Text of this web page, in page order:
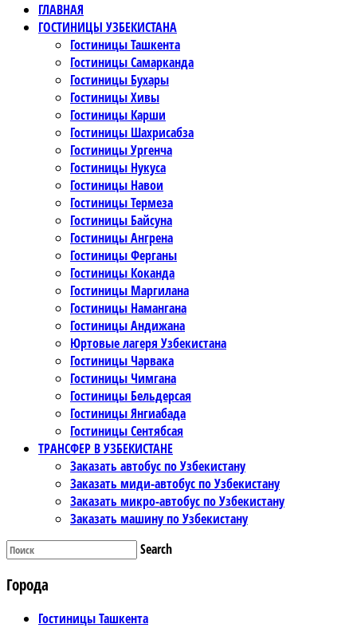
ГЛАВНАЯ
ГОСТИНИЦЫ УЗБЕКИСТАНА
Гостиницы Ташкента
Гостиницы Самарканда
Гостиницы Бухары
Гостиницы Хивы
Гостиницы Карши
Гостиницы Шахрисабза
Гостиницы Ургенча
Гостиницы Нукуса
Гостиницы Навои
Гостиницы Термеза
Гостиницы Байсуна
Гостиницы Ангрена
Гостиницы Ферганы
Гостиницы Коканда
Гостиницы Маргилана
Гостиницы Намангана
Гостиницы Андижана
Юртовые лагеря Узбекистана
Гостиницы Чарвака
Гостиницы Чимгана
Гостиницы Бельдерсая
Гостиницы Янгиабада
Гостиницы Сентябсая
ТРАНСФЕР В УЗБЕКИСТАНЕ
Заказать автобус по Узбекистану
Заказать миди-автобус по Узбекистану
Заказать микро-автобус по Узбекистану
Заказать машину по Узбекистану
Search
Города
Гостиницы Ташкента